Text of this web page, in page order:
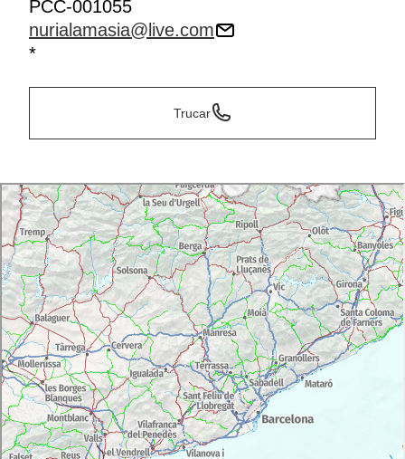
PCC-001055
nurialamasia@live.com
*
Trucar